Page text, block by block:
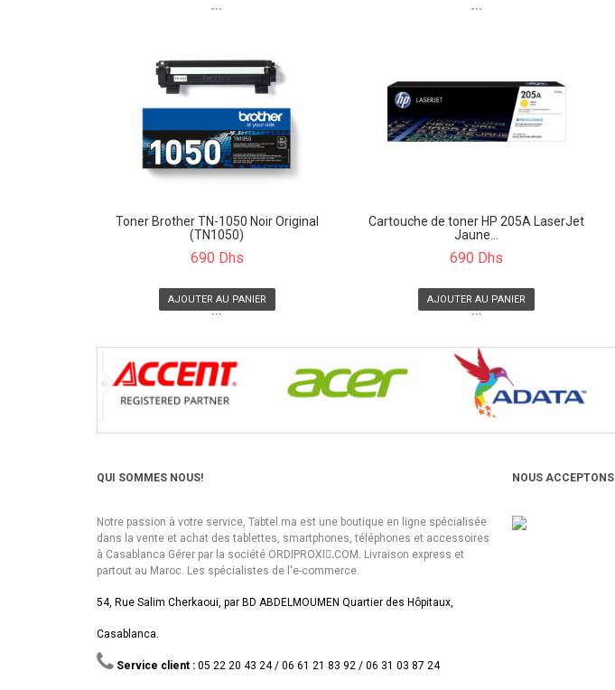
```
Toner Brother TN-1050 Noir Original
(TN1050)
690 Dhs
AJOUTER AU PANIER
```
```
Cartouche de toner HP 205A LaserJet
Jaune...
690 Dhs
AJOUTER AU PANIER
```
QUI SOMMES NOUS!
Notre passion à votre service, Tabtel.ma est une boutique en ligne spécialisée
dans la vente et achat des tablettes, smartphones, téléphones et accessoires
à Casablanca Gérer par la société ORDIPROXI.ِCOM. Livraison express et
partout au Maroc. Les spécialistes de l'e-commerce.
54, Rue Salim Cherkaoui, par BD ABDELMOUMEN Quartier des Hôpitaux,
Casablanca.
Service client : 05 22 20 43 24 / 06 61 21 83 92 / 06 31 03 87 24
NOUS ACCEPTONS